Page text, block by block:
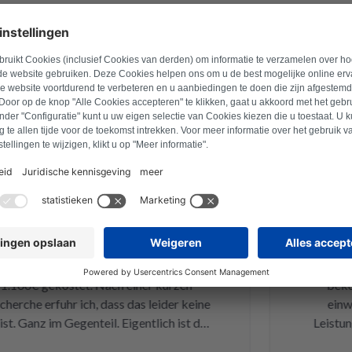
klanten
21 april 2026
Bart -B
gut und super schnell! Sehr
Unser Mieletrockner hat mitten
den Geist aufgegeben. Hat vor 4
gekostet. Nach einer kurzen
erfuhr ich, dass das leider keine
Ganz im Gegenteil. Eigentlich ist das
Ganz am
Leistung